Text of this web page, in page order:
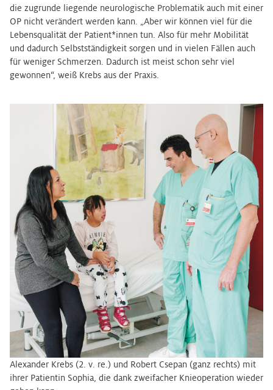
die zugrunde liegende neurologische Problematik auch mit einer
OP nicht verändert werden kann. „Aber wir können viel für die
Lebensqualität der Patient*innen tun. Also für mehr Mobilität
und dadurch Selbstständigkeit sorgen und in vielen Fällen auch
für weniger Schmerzen. Dadurch ist meist schon sehr viel
gewonnen“, weiß Krebs aus der Praxis.
Alexander Krebs (2. v. re.) und Robert Csepan (ganz rechts) mit
ihrer Patientin Sophia, die dank zweifacher Knieoperation wieder